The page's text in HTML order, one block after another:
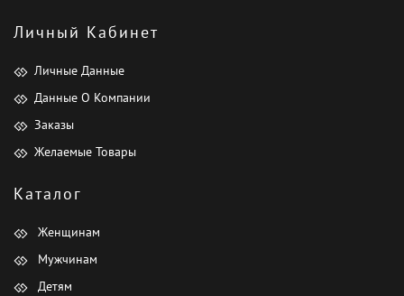
Личный Кабинет
Личные Данные
Данные О Компании
Заказы
Желаемые Товары
Каталог
Женщинам
Мужчинам
Детям